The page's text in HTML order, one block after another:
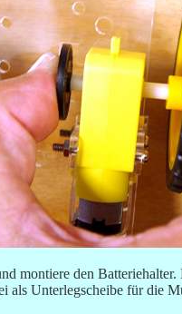
montiere den
als Unterlegscheibe für die